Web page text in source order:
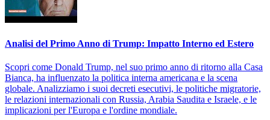
Analisi del Primo Anno di Trump: Impatto Interno ed Estero
Scopri come Donald Trump, nel suo primo anno di ritorno alla Casa
Bianca, ha influenzato la politica interna americana e la scena
globale. Analizziamo i suoi decreti esecutivi, le politiche migratorie,
le relazioni internazionali con Russia, Arabia Saudita e Israele, e le
implicazioni per l'Europa e l'ordine mondiale.